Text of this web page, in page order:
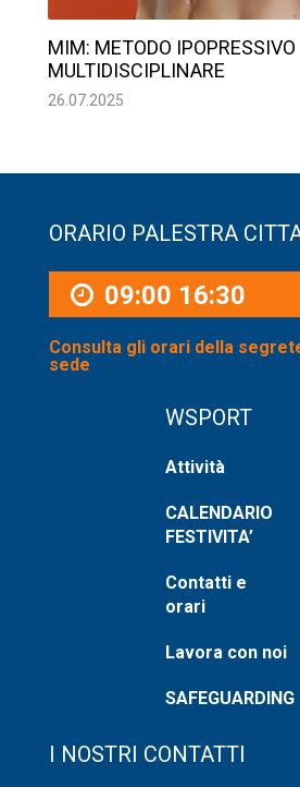
MIM: METODO IPOPRESSIVO
MULTIDISCIPLINARE
26.07.2025
ORARIO PALESTRA
09:00 16:30
Consulta gli orari della
sede
WSPORT
Attività
CALENDARIO
FESTIVITA’
Contatti e
orari
Lavora con noi
SAFEGUARDING
I NOSTRI CONTATTI